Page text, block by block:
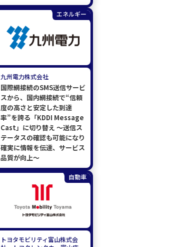
エネルギー
九州電力株式会社
国際網接続のSMS送信サービ
スから、国内網接続で“信頼
度の高さと安定した到達
率”を誇る「KDDI Message
Cast」に切り替え ～送信ス
テータスの確認も可能になり
確実に情報を伝達、サービス
品質が向上～
自動車
トヨタモビリティ富山株式会